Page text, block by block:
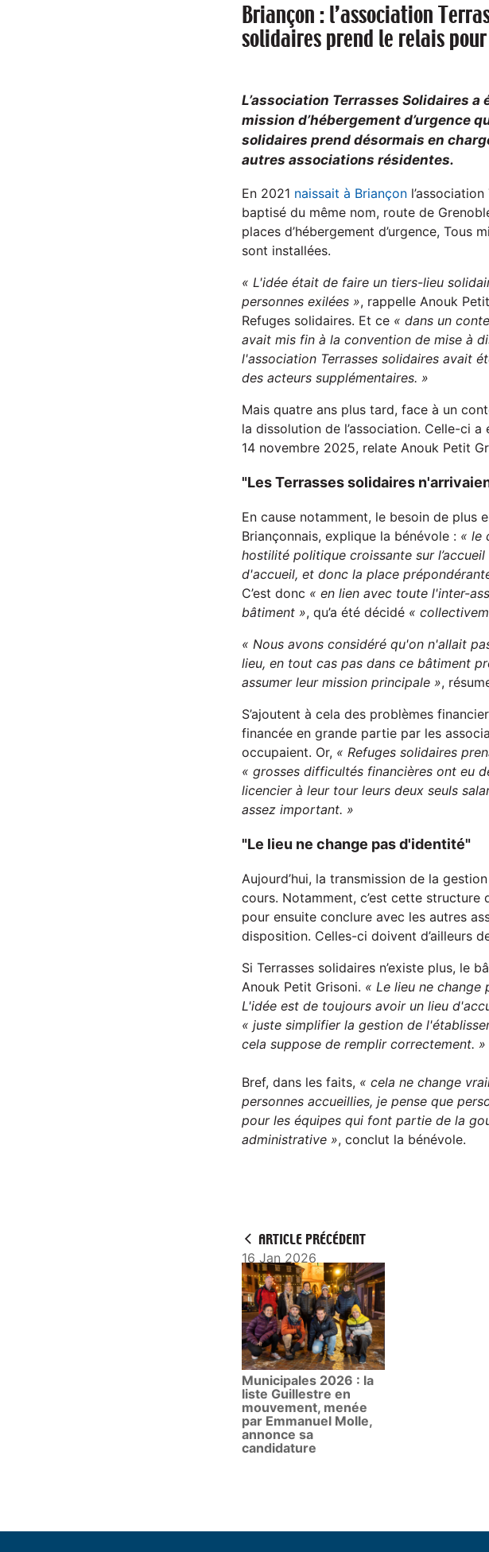
Briançon : l’association
solidaires prend le relais
L’association Terrasses Solidaires
mission d’hébergement d’urgence
solidaires prend désormais en
autres associations résidentes.
En 2021 naissait à Briançon
baptisé du même nom, route de
places d’hébergement d’urgence, Tous
sont installées.
« L'idée était de faire un tiers-lieu
personnes exilées », rappelle Anouk
Refuges solidaires. Et ce « dans un
avait mis fin à la convention de mise à
l'association Terrasses solidaires avait
des acteurs supplémentaires. »
Mais quatre ans plus tard, face à un
la dissolution de l’association. Celle-ci
14 novembre 2025, relate Anouk Petit
"Les Terrasses solidaires
En cause notamment, le besoin de plus
Briançonnais, explique la bénévole : « le
hostilité politique croissante sur l’accueil
d'accueil, et donc la place
C’est donc « en lien avec toute l'inter-
bâtiment », qu’a été décidé «
« Nous avons considéré qu'on n'allait
lieu, en tout cas pas dans ce bâtiment
assumer leur mission principale »,
S’ajoutent à cela des problèmes
financée en grande partie par les
occupaient. Or, « Refuges solidaires
« grosses difficultés financières ont eu
licencier à leur tour leurs deux seuls
assez important. »
"Le lieu ne change pas d'identité"
Aujourd’hui, la transmission de la
cours. Notamment, c’est cette
pour ensuite conclure avec les autres
disposition. Celles-ci doivent d’ailleurs
Si Terrasses solidaires n’existe plus, le
Anouk Petit Grisoni. « Le lieu ne change
L'idée est de toujours avoir un lieu
« juste simplifier la gestion de
cela suppose de remplir correctement. »
Bref, dans les faits, « cela ne change
personnes accueillies, je pense que
pour les équipes qui font partie de la
administrative », conclut la bénévole.
ARTICLE PRÉCÉDENT
16 Jan 2026
Municipales 2026 : la
liste Guillestre en
mouvement, menée
par Emmanuel Molle,
annonce sa
candidature